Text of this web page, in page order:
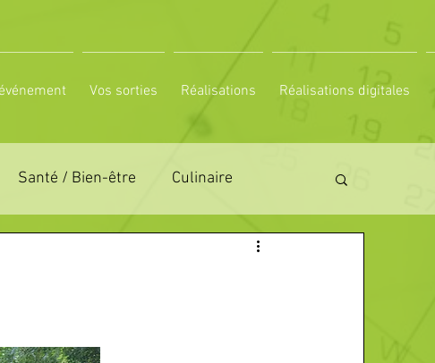
Vos sorties Réalisations Réalisations digitales
Santé / Bien-être Culinaire